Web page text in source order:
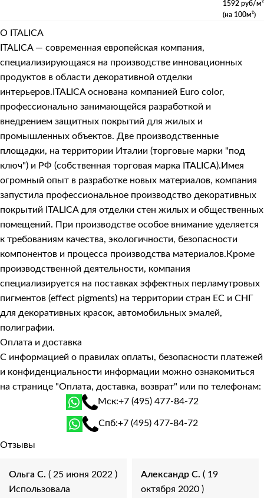
1592 руб/м²
(на 100м²)
О ITALICA
ITALICA — современная европейская компания,
специализирующаяся на производстве инновационных
продуктов в области декоративной отделки
интерьеров.ITALICA основана компанией Euro color,
профессионально занимающейся разработкой и
внедрением защитных покрытий для жилых и
промышленных объектов. Две производственные
площадки, на территории Италии (торговые марки "под
ключ") и РФ (собственная торговая марка ITALICA).Имея
огромный опыт в разработке новых материалов, компания
запустила профессиональное производство декоративных
покрытий ITALICA для отделки стен жилых и общественных
помещений. При производстве особое внимание уделяется
к требованиям качества, экологичности, безопасности
компонентов и процесса производства материалов.Кроме
производственной деятельности, компания
специализируется на поставках эффектных перламутровых
пигментов (effect pigments) на территории стран ЕС и СНГ
для декоративных красок, автомобильных эмалей,
полиграфии.
Оплата и доставка
С информацией о правилах оплаты, безопасности платежей
и конфиденциальности информации можно ознакомиться
на странице "Оплата, доставка, возврат" или по телефонам:
Мск:+7 (495) 477-84-72
Спб:+7 (495) 477-84-72
Отзывы
Ольга С. ( 25 июня 2022 )
Использовала
Александр С. ( 19
октября 2020 )